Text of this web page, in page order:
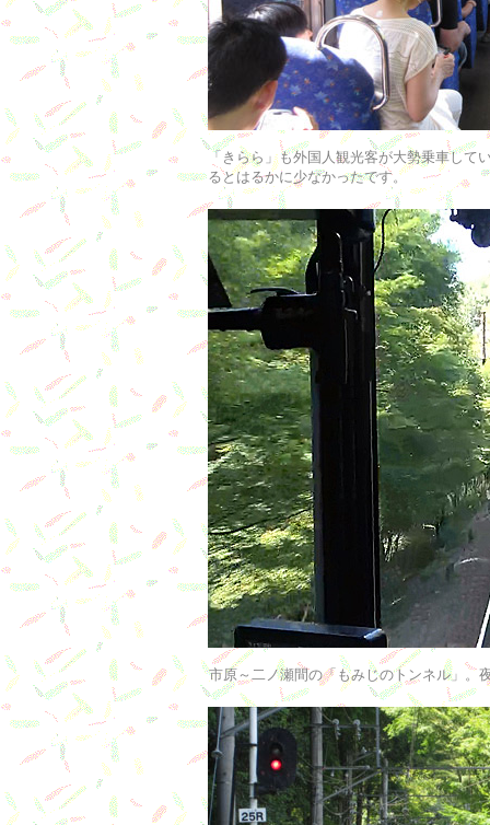
「きらら」も外国人観光客が大勢乗車して
るとはるかに少なかったです。
市原～二ノ瀬間の「もみじのトンネル」。